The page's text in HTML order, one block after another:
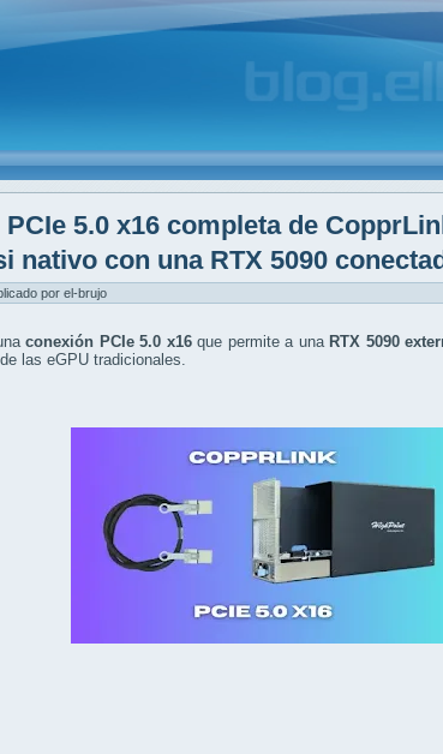
5.0 x16 completa de
nativo con una RTX 5090
por el-brujo
conexión PCIe 5.0 x16que permite a una RTX 5090
las eGPU tradicionales.